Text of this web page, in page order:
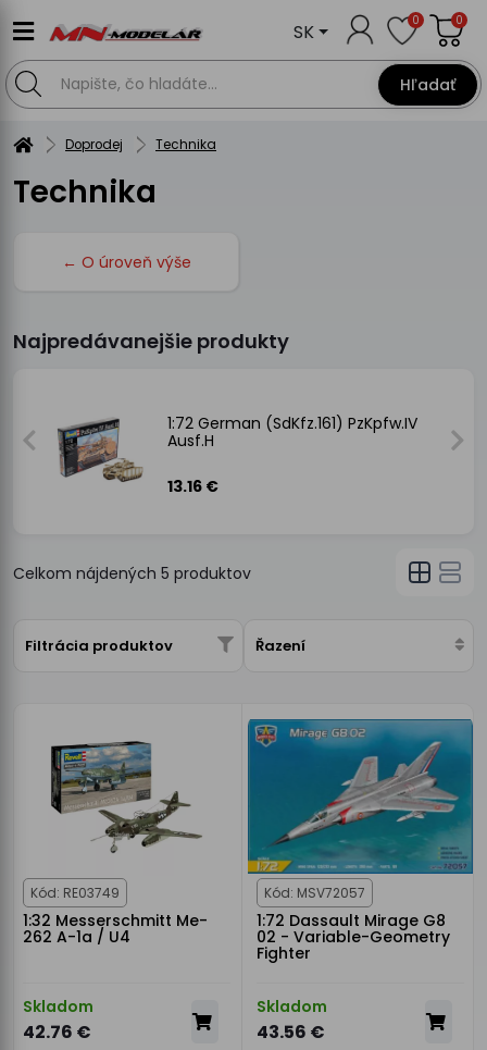
Hľadať
SK 0 0
Doprodej Technika
Technika
← O úroveň výše
Najpredávanejšie produkty
1:72 German (SdKfz.161) PzKpfw.IV
Ausf.H
13.16 €
Celkom nájdených 5 produktov
Filtrácia produktov Řazení
Kód: RE03749
1:32 Messerschmitt Me-
262 A-1a / U4
Skladom
42.76 €
Kód: MSV72057
1:72 Dassault Mirage G8
02 - Variable-Geometry
Fighter
Skladom
43.56 €